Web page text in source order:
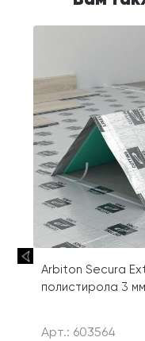
Arbiton Secura
полистирола 3 мм
Арт.: 603564